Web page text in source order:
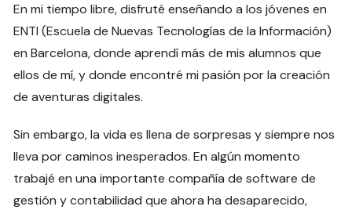
En mi tiempo libre, disfruté enseñando a los jóvenes en
ENTI (Escuela de Nuevas Tecnologías de la Información)
en Barcelona, donde aprendí más de mis alumnos que
ellos de mí, y donde encontré mi pasión por la creación
de aventuras digitales.
Sin embargo, la vida es llena de sorpresas y siempre nos
lleva por caminos inesperados. En algún momento
trabajé en una importante compañía de software de
gestión y contabilidad que ahora ha desaparecido,